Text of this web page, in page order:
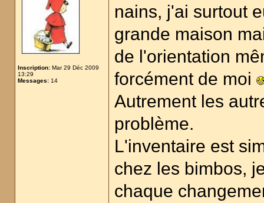
Inscription: Mar 29 Déc 2009
13:29
Messages: 14
nains, j'ai surtout
grande maison
de l'orientation
forcément de moi
Autrement les
problème.
L'inventaire est
chez les bimbos,
chaque